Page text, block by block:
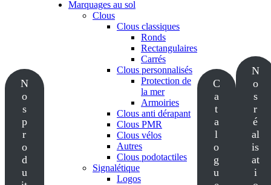
N
o
s
p
r
o
d
u
Marquages au sol
Clous
Clous classiques
Ronds
Rectangulaires
Carrés
Clous personnalisés
Protection de
la mer
Armoiries
Clous anti dérapant
Clous PMR
Clous vélos
Autres
Clous podotactiles
Signalétique
Logos
C
a
t
a
l
o
g
u
N
o
s
r
é
al
is
at
i